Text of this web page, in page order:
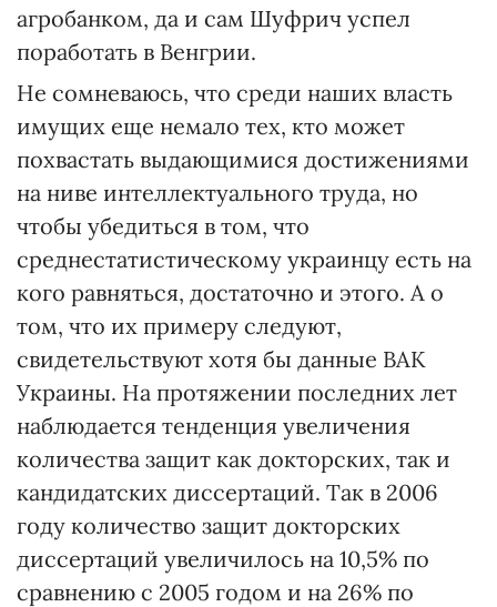
агробанком, да и сам Шуфрич успел
поработать в Венгрии.
Не сомневаюсь, что среди наших власть
имущих еще немало тех, кто может
похвастать выдающимися достижениями
на ниве интеллектуального труда, но
чтобы убедиться в том, что
среднестатистическому украинцу есть на
кого равняться, достаточно и этого. А о
том, что их примеру следуют,
свидетельствуют хотя бы данные ВАК
Украины. На протяжении последних лет
наблюдается тенденция увеличения
количества защит как докторских, так и
кандидатских диссертаций. Так в 2006
году количество защит докторских
диссертаций увеличилось на 10,5% по
сравнению с 2005 годом и на 26% по